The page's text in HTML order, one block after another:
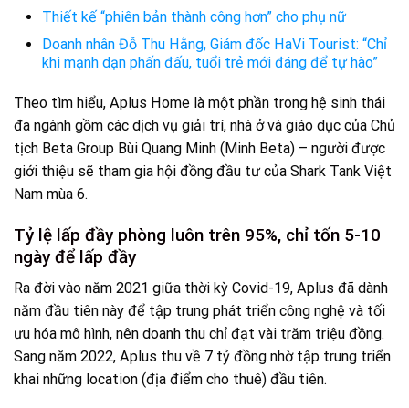
Thiết kế “phiên bản thành công hơn” cho phụ nữ
Doanh nhân Đỗ Thu Hằng, Giám đốc HaVi Tourist: “Chỉ
khi mạnh dạn phấn đấu, tuổi trẻ mới đáng để tự hào”
Theo tìm hiểu, Aplus Home là một phần trong hệ sinh thái
đa ngành gồm các dịch vụ giải trí, nhà ở và giáo dục của Chủ
tịch Beta Group Bùi Quang Minh (Minh Beta) – người được
giới thiệu sẽ tham gia hội đồng đầu tư của Shark Tank Việt
Nam mùa 6.
Tỷ lệ lấp đầy phòng luôn trên 95%, chỉ tốn 5-10
ngày để lấp đầy
Ra đời vào năm 2021 giữa thời kỳ Covid-19, Aplus đã dành
năm đầu tiên này để tập trung phát triển công nghệ và tối
ưu hóa mô hình, nên doanh thu chỉ đạt vài trăm triệu đồng.
Sang năm 2022, Aplus thu về 7 tỷ đồng nhờ tập trung triển
khai những location (địa điểm cho thuê) đầu tiên.